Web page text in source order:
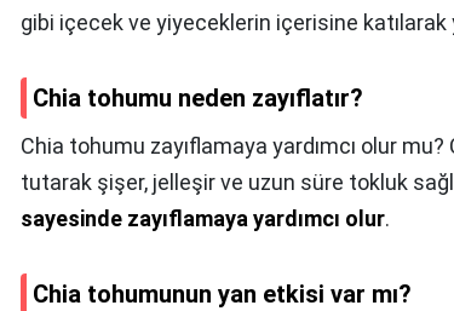
gibi içecek ve yiyeceklerin içerisine
Chia tohumu neden zayıflatır?
Chia tohumu zayıflamaya yardımcı olur
tutarak şişer, jelleşir ve uzun süre tokluk
sayesinde zayıflamaya yardımcı olur.
Chia tohumunun yan etkisi var mı?